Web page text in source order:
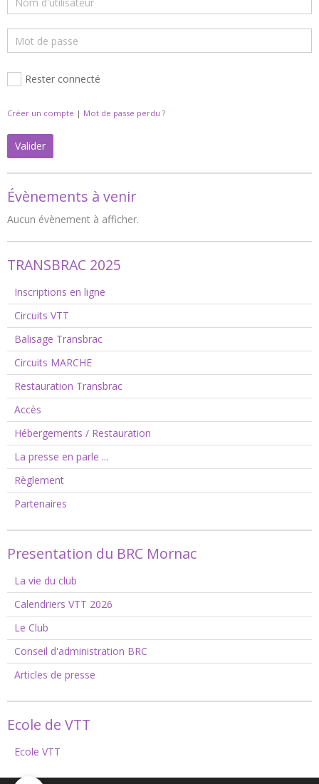
Rester connecté
Créer un compte | Mot de passe perdu ?
Valider
Évènements à venir
Aucun évènement à afficher.
TRANSBRAC 2025
Inscriptions en ligne
Circuits VTT
Balisage Transbrac
Circuits MARCHE
Restauration Transbrac
Accès
Hébergements / Restauration
La presse en parle ...
Règlement
Partenaires
Presentation du BRC Mornac
La vie du club
Calendriers VTT 2026
Le Club
Conseil d'administration BRC
Articles de presse
Ecole de VTT
Ecole VTT